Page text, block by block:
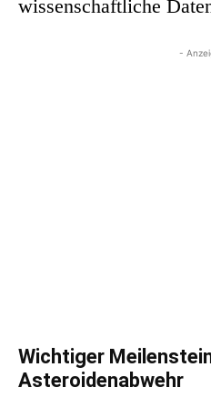
wissenschaftliche
-
Wichtiger
Asteroidenabwehr